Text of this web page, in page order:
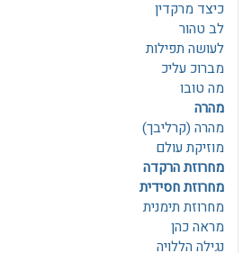
כיצד מרקדין
לב טהור
לעושה תפילות
מברוכ עליכ
מה טובו
מהרה
מהרה (קרליבך)
מוזיקת עולם
מחרוזת הרקדה
מחרוזת חסידית
מחרוזת תימנית
מראה כהן
נגילה הללויה